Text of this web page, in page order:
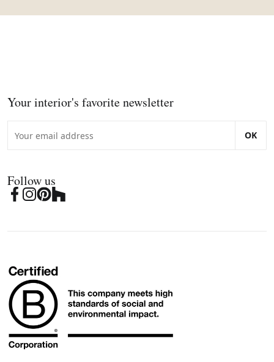
Your interior's favorite newsletter
OK
Follow us